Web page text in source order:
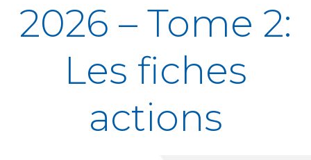
2026 – Tome 2:
Les fiches
actions